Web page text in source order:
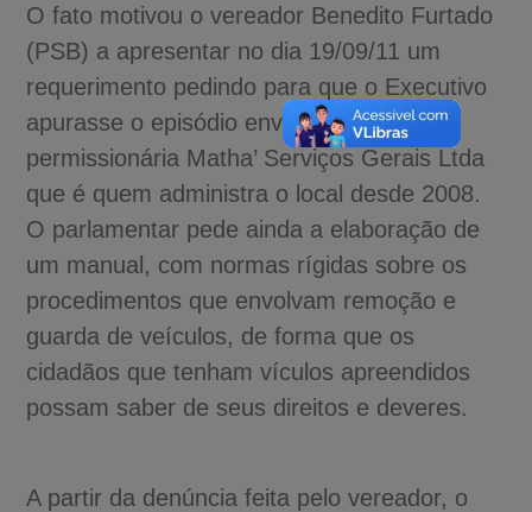
O fato motivou o vereador Benedito Furtado
(PSB) a apresentar no dia 19/09/11 um
requerimento pedindo para que o Executivo
apurasse o episódio envolvendo a
permissionária Matha’ Serviços Gerais Ltda
que é quem administra o local desde 2008.
O parlamentar pede ainda a elaboração de
um manual, com normas rígidas sobre os
procedimentos que envolvam remoção e
guarda de veículos, de forma que os
cidadãos que tenham vículos apreendidos
possam saber de seus direitos e deveres.
A partir da denúncia feita pelo vereador, o